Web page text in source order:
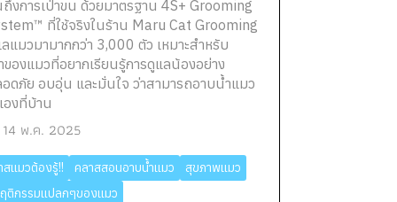
งการเป่าขน ด้วยมาตรฐาน 4S+ Grooming
ที่ใช้จริงในร้าน Maru Cat Grooming
แมวมามากกว่า 3,000 ตัว เหมาะสำหรับ
ของแมวที่อยากเรียนรู้การดูแลน้องอย่าง
ดภัย อบอุ่น และมั่นใจ ว่าสามารถอาบน้ำแมว
องที่บ้าน
14 พ.ค. 2025
สแมวต้องรู้!! คลาสสอนอาบน้ำแมว
สุขภาพแมว
ติกรรมแปลกๆของแมว